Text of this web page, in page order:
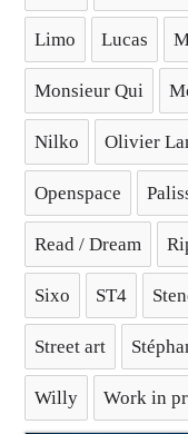
Limo Lucas
Monsieur Qui
Nilko Olivier
Openspace
Read / Dream
Sixo ST4
Street art
Willy Work in